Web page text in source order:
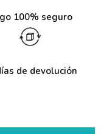
100% seguro
de devolución